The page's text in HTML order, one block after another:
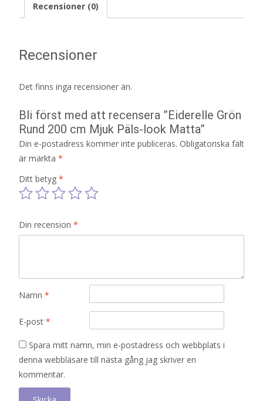
Recensioner (0)
Recensioner
Det finns inga recensioner än.
Bli först med att recensera ”Eiderelle Grön
Rund 200 cm Mjuk Päls-look Matta”
Din e-postadress kommer inte publiceras. Obligatoriska fält
är märkta *
Ditt betyg *
Din recension *
Namn *
E-post *
Spara mitt namn, min e-postadress och webbplats i
denna webbläsare till nästa gång jag skriver en
kommentar.